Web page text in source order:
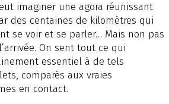
imaginer une agora réunissant
des centaines de kilomètres qui
se voir et se parler… Mais non pas
On sent tout ce qui
essentiel à de tels
comparés aux vraies
en contact.